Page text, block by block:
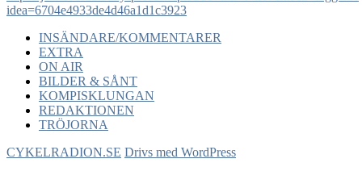
idea=6704e4933de4d46a1d1c3923
INSÄNDARE/KOMMENTARER
EXTRA
ON AIR
BILDER & SÅNT
KOMPISKLUNGAN
REDAKTIONEN
TRÖJORNA
CYKELRADION.SE Drivs med WordPress